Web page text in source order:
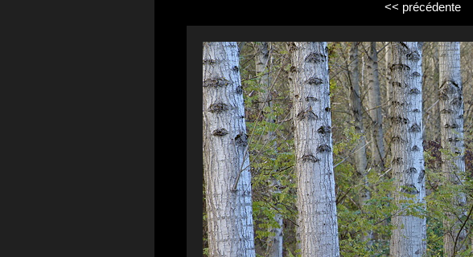
<< précédente